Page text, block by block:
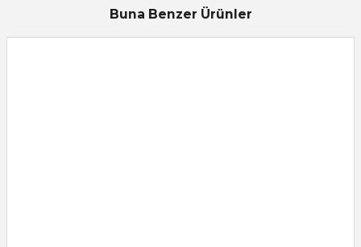
Buna Benzer Ürünler